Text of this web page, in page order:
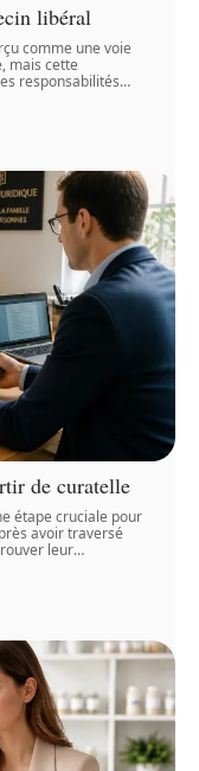
libéral
comme une voie
mais cette
responsabilités…
de curatelle
étape cruciale pour
avoir traversé
leur…